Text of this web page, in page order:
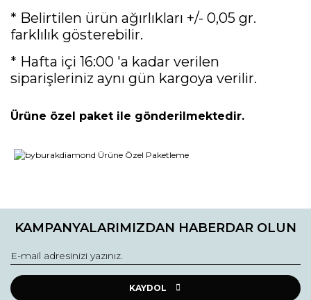
* Belirtilen ürün ağırlıkları +/- 0,05 gr.
farklılık gösterebilir.
* Hafta içi 16:00 'a kadar verilen
siparişleriniz aynı gün kargoya verilir.
Ürüne özel paket ile gönderilmektedir.
konularda yetersiz gördüğünüz noktaları öneri formunu
Görüş ve önerileriniz için teşekkür ederiz.
Ürün resmi kalitesiz, bozuk veya görüntülenemiyor.
Ürün açıklamasında eksik bilgiler bulunuyor.
KAMPANYALARIMIZDAN HABERDAR OLUN
KAYDOL